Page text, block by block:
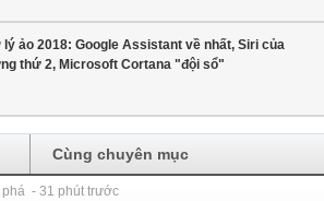
ảo 2018: Google Assistant về nhất, Siri của
thứ 2, Microsoft Cortana "đội sổ"
Cùng chuyên mục
phá - 31 phút trước